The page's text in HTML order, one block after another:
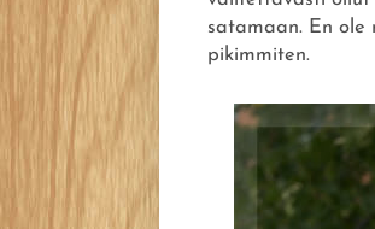
satamaan. En ole
pikimmiten.